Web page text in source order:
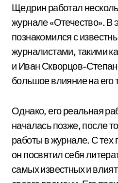
Щедрин работал
журнале «Отечество». В
познакомился с
журналистами, такими
и Иван Скворцов-
большое влияние на его
Однако, его реальная
началась позже, после
работы в журнале. С тех
он посвятил себя
самых известных и